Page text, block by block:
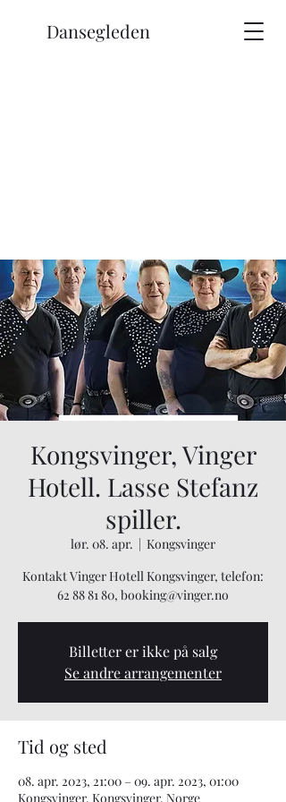
Dansegleden
Kongsvinger, Vinger
Hotell. Lasse Stefanz
spiller.
lør. 08. apr.
  |
Kongsvinger
Kontakt Vinger Hotell Kongsvinger, telefon:
62 88 81 80, booking@vinger.no
Billetter er ikke på salg
Se andre arrangementer
Tid og sted
08. apr. 2023, 21:00 – 09. apr. 2023, 01:00
Kongsvinger, Kongsvinger, Norge